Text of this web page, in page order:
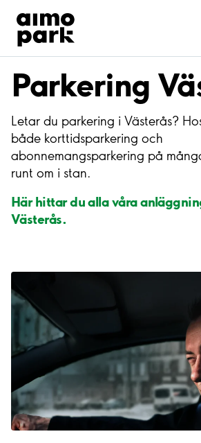
Hitta parkering
Samarbete
Kundservice
Om Aimo Park
Parkering
Letar du parkering i Västerås?
både korttidsparkering och
abonnemangsparkering på
runt om i stan.
Här hittar du alla våra
Västerås.